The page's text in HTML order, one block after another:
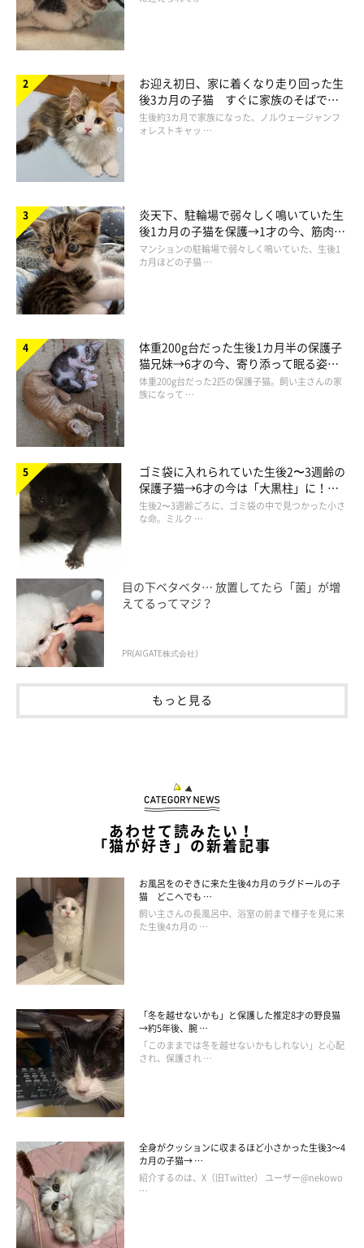
この投稿をInstagramで見る
サク🐱ヨル(@saku212yoru)がシェアした投稿
とっても仲良しのサクくん＆ヨルくん
@saku212yoru
サクくんとヨルくんはとっても仲良し！ この日のヨルくんは、
サクくんにべったりとくっついて噛み噛み…。
我慢を続けていたサクくんですが、ついに堪忍袋の緒が切れてガ
ブッとやり返したのでした（笑）
お迎え初日、家に着くなり走り回った生
後3カ月の子猫 すぐに家族のそばで落
ち着く姿に「迎えてよかった」
生後約3カ月で家族になった、ノルウェージャンフ
ォレストキャッ …
炎天下、駐輪場で弱々しく鳴いていた生
後1カ月の子猫を保護→1才の今、筋肉質
でツンデレなコに成長
マンションの駐輪場で弱々しく鳴いていた、生後1
カ月ほどの子猫 …
体重200g台だった生後1カ月半の保護子
猫兄妹→6才の今、寄り添って眠る姿に
ほっこり！
体重200g台だった2匹の保護子猫。飼い主さんの家
族になって …
ゴミ袋に入れられていた生後2〜3週齢の
保護子猫→6才の今は「大黒柱」に！
美しい黒猫に成長した姿にグッとくる
生後2〜3週齢ごろに、ゴミ袋の中で見つかった小さ
な命。ミルク …
目の下ベタベタ… 放置してたら「菌」が増
えてるってマジ？
PR(AIGATE株式会社)
もっと見る
あわせて読みたい！
「猫が好き」の新着記事
お風呂をのぞきに来た生後4カ月のラグドールの子
猫 どこへでも …
飼い主さんの長風呂中、浴室の前まで様子を見に来
た生後4カ月の …
「冬を越せないかも」と保護した推定8才の野良猫
→約5年後、腕 …
「このままでは冬を越せないかもしれない」と心配
され、保護され …
全身がクッションに収まるほど小さかった生後3～4
カ月の子猫→ …
紹介するのは、X（旧Twitter） ユーザー@nekowo
…